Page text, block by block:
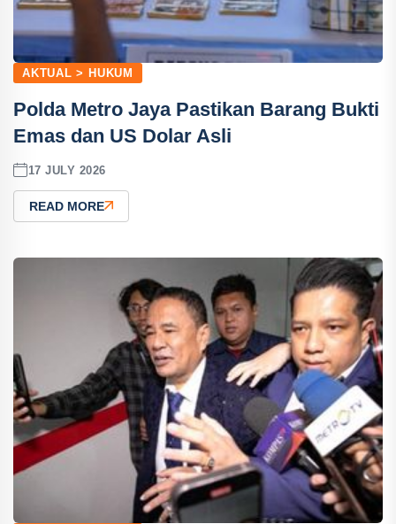
AKTUAL > HUKUM
Polda Metro Jaya Pastikan Barang Bukti
Emas dan US Dolar Asli
17 JULY 2026
READ MORE